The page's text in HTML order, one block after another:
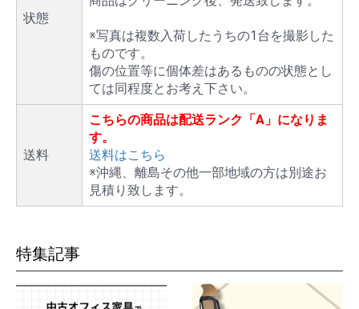
状態
※写真は複数入荷したうちの1台を撮影した
ものです。
傷の位置等に個体差はあるものの状態とし
ては同程度とお考え下さい。
送料
こちらの商品は配送ランク「A」になりま
す。
送料はこちら
※沖縄、離島その他一部地域の方は別途お
見積り致します。
特集記事